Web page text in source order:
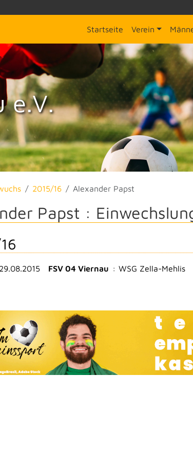
Startseite Verein
e.V.
2015/16 Alexander Papst
Papst :
FSV 04 Viernau : WSG Zella-Mehlis